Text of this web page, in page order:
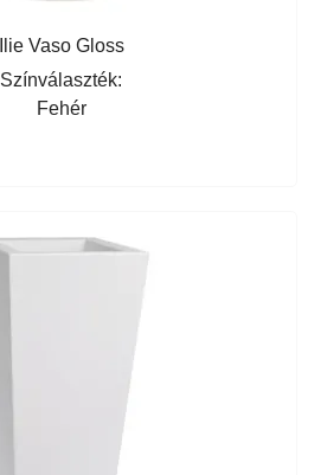
Ilie Vaso Gloss
Színválaszték:
Fehér